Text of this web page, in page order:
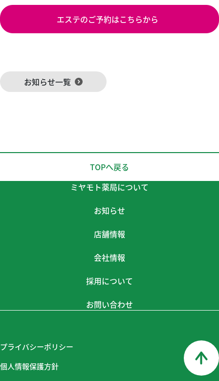
エステのご予約はこちらから
お知らせ一覧
TOPへ戻る
ミヤモト薬局について
お知らせ
店舗情報
会社情報
採用について
お問い合わせ
プライバシーポリシー
個人情報保護方針